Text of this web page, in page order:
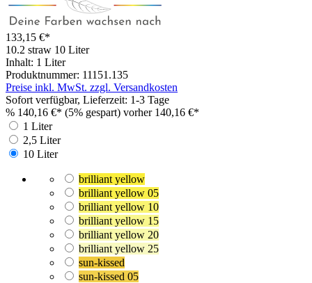
133,15 €*
10.2 straw 10 Liter
Inhalt: 1 Liter
Produktnummer: 11151.135
Preise inkl. MwSt. zzgl. Versandkosten
Sofort verfügbar, Lieferzeit: 1-3 Tage
% 140,16 €* (5% gespart) vorher 140,16 €*
1 Liter
2,5 Liter
10 Liter
brilliant yellow
brilliant yellow 05
brilliant yellow 10
brilliant yellow 15
brilliant yellow 20
brilliant yellow 25
sun-kissed
sun-kissed 05